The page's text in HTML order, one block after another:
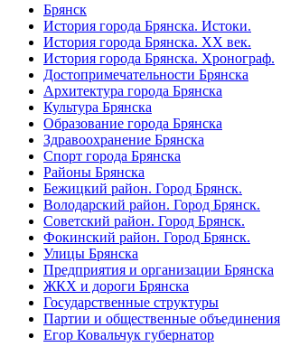
Брянск
История города Брянска. Истоки.
История города Брянска. XX век.
История города Брянска. Хронограф.
Достопримечательности Брянска
Архитектура города Брянска
Культура Брянска
Образование города Брянска
Здравоохранение Брянска
Спорт города Брянска
Районы Брянска
Бежицкий район. Город Брянск.
Володарский район. Город Брянск.
Советский район. Город Брянск.
Фокинский район. Город Брянск.
Улицы Брянска
Предприятия и организации Брянска
ЖКХ и дороги Брянска
Государственные структуры
Партии и общественные объединения
Егор Ковальчук губернатор